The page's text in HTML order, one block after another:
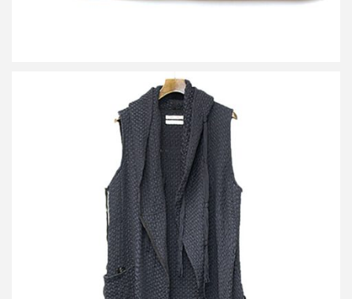
ダミールドーマ 50着限定 イントレチャートフーデッドロングジレ
買取金額 7,700円